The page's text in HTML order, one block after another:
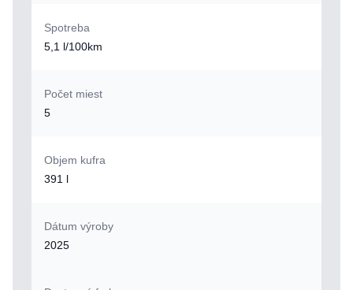
Spotreba
5,1 l/100km
Počet miest
5
Objem kufra
391 l
Dátum výroby
2025